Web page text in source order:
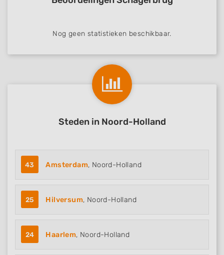
Nog geen statistieken beschikbaar.
Steden in Noord-Holland
43 Amsterdam, Noord-Holland
25 Hilversum, Noord-Holland
24 Haarlem, Noord-Holland